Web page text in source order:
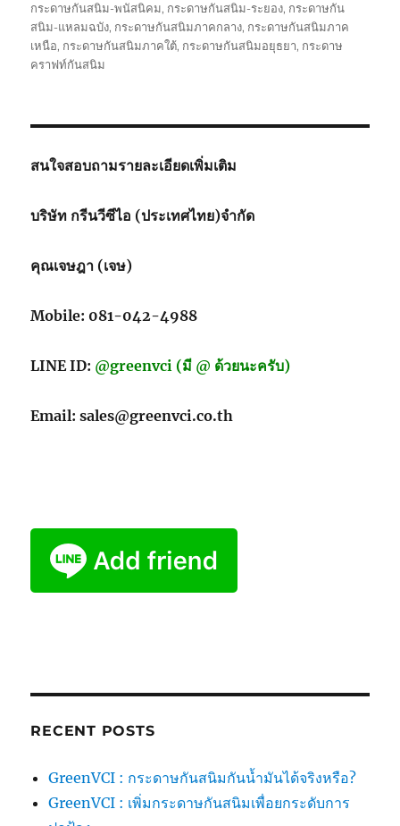
กระดาษกันสนิม-พนัสนิคม, กระดาษกันสนิม-ระยอง, กระดาษกัน
สนิม-แหลมฉบัง, กระดาษกันสนิมภาคกลาง, กระดาษกันสนิมภาค
เหนือ, กระดาษกันสนิมภาคใต้, กระดาษกันสนิมอยุธยา, กระดาษ
คราฟท์กันสนิม
สนใจสอบถามรายละเอียดเพิ่มเติม
บริษัท กรีนวีซีไอ (ประเทศไทย)จำกัด
คุณเจษฎา (เจษ)
Mobile: 081-042-4988
LINE ID: @greenvci (มี @ ด้วยนะครับ)
Email: sales@greenvci.co.th
RECENT POSTS
GreenVCI : กระดาษกันสนิมกันน้ำมันได้จริงหรือ?
GreenVCI : เพิ่มกระดาษกันสนิมเพื่อยกระดับการ